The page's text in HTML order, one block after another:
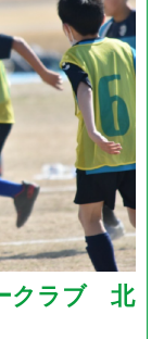
クラブ 北